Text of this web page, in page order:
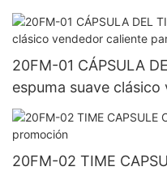
20FM-01 CÁPSULA
espuma suave
adolescentes
20FM-02 TIME